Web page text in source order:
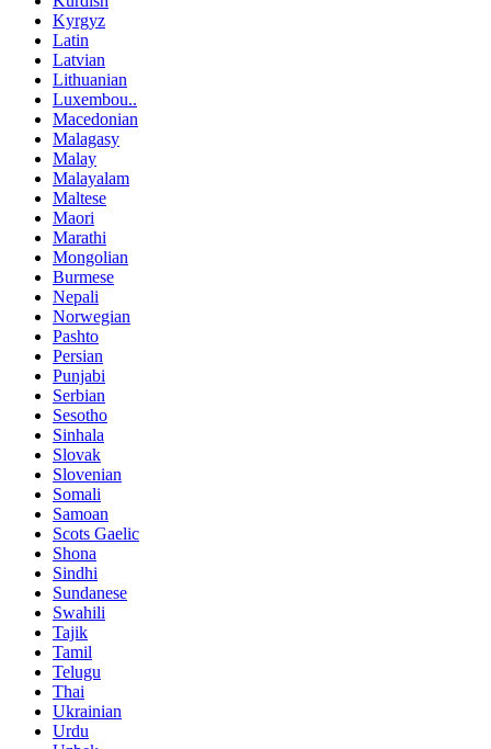
Kyrgyz
Latin
Latvian
Lithuanian
Luxembou..
Macedonian
Malagasy
Malay
Malayalam
Maltese
Maori
Marathi
Mongolian
Burmese
Nepali
Norwegian
Pashto
Persian
Punjabi
Serbian
Sesotho
Sinhala
Slovak
Slovenian
Somali
Samoan
Scots Gaelic
Shona
Sindhi
Sundanese
Swahili
Tajik
Tamil
Telugu
Thai
Ukrainian
Urdu